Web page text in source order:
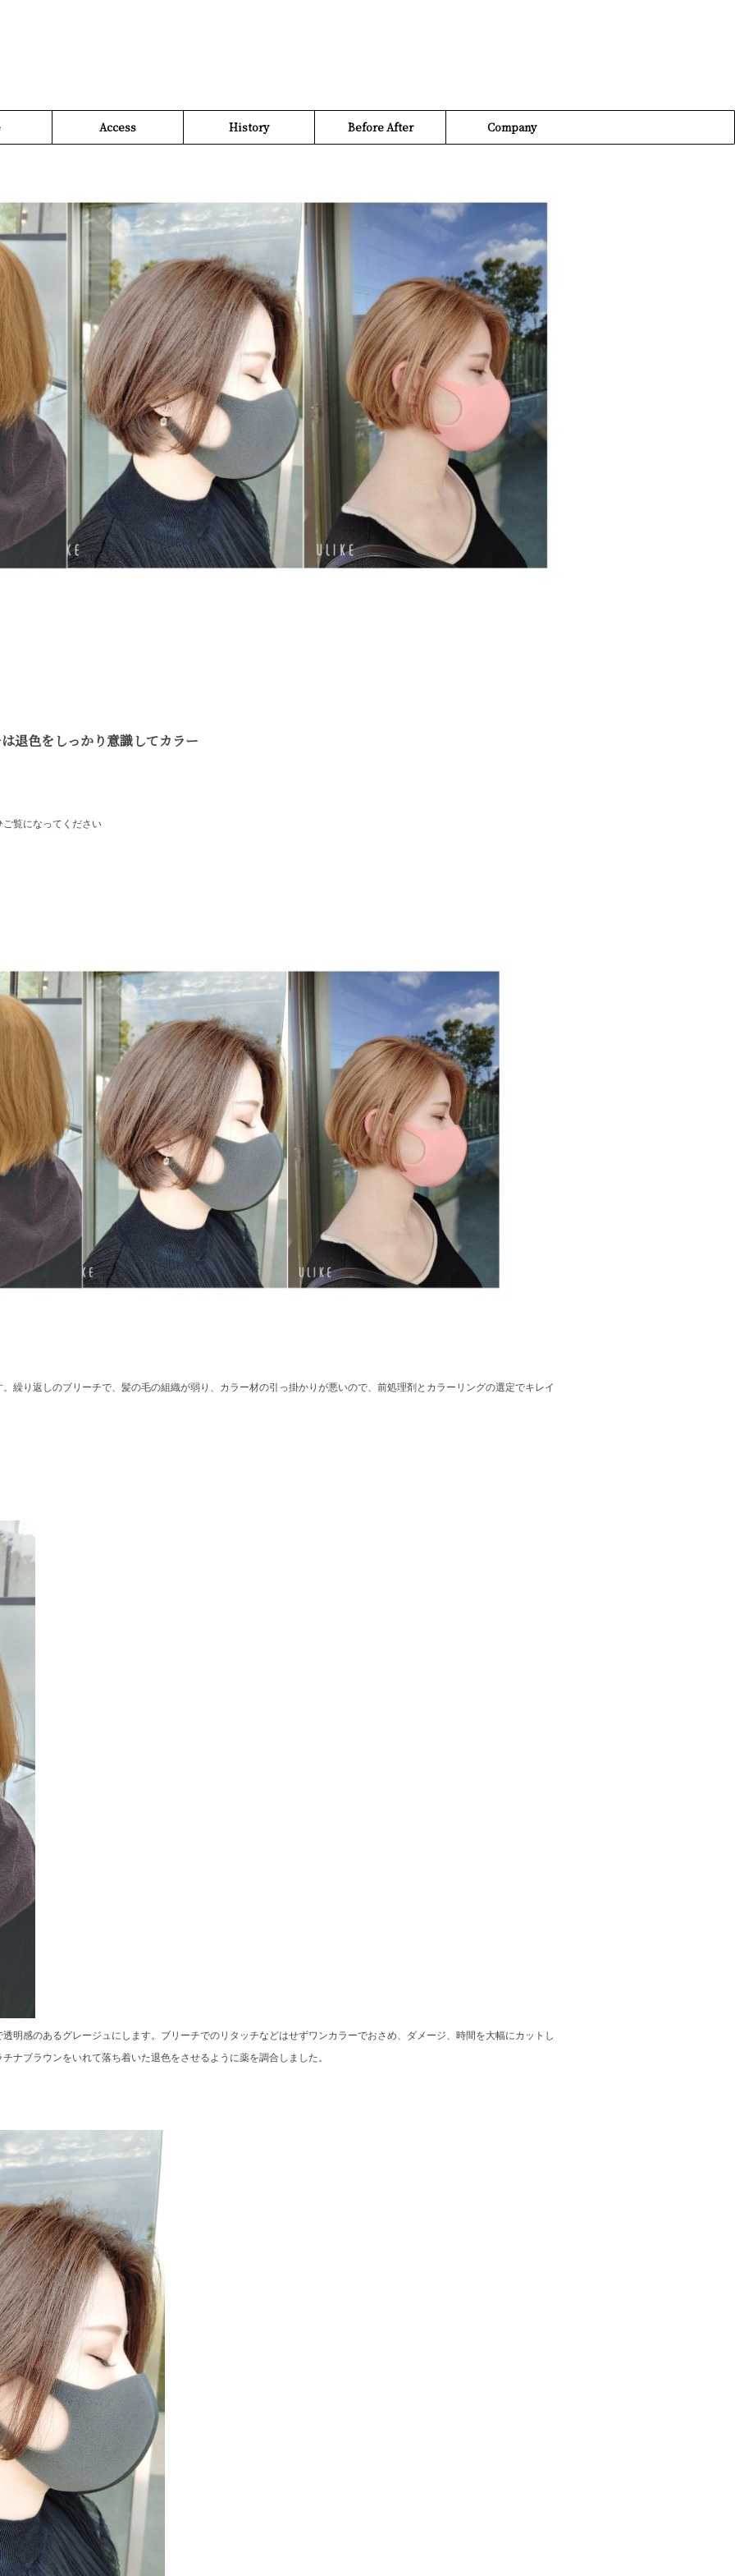
Access History Before After Company
退色をしっかり意識してカラー
覧になってください
繰り返しのブリーチで、髪の毛の組織が弱り、カラー材の引っ掛かりが悪いので、前処理剤とカラーリングの選定でキレイ
明感のあるグレージュにします。ブリーチでのリタッチなどはせずワンカラーでおさめ、ダメージ、時間を大幅にカットし
ナブラウンをいれて落ち着いた退色をさせるように薬を調合しました。